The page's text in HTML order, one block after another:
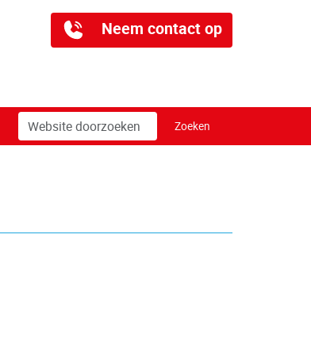
Neem contact op
Zoek Zoeken
Geavanceerd
zoeken...